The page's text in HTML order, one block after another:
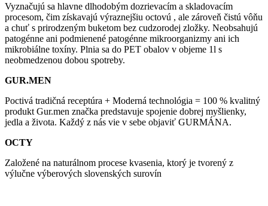
Vyznačujú sa hlavne dlhodobým dozrievacím a skladovacím
procesom, čim získavajú výraznejšiu octovú , ale zároveň čistú vôňu
a chuť s prirodzeným buketom bez cudzorodej zložky. Neobsahujú
patogénne ani podmienené patogénne mikroorganizmy ani ich
mikrobiálne toxíny. Plnia sa do PET obalov v objeme 1l s
neobmedzenou dobou spotreby.
GUR.MEN
Poctivá tradičná receptúra + Moderná technológia = 100 % kvalitný
produkt Gur.men značka predstavuje spojenie dobrej myšlienky,
jedla a života. Každý z nás vie v sebe objaviť GURMÁNA.
OCTY
Založené na naturálnom procese kvasenia, ktorý je tvorený z
výlučne výberových slovenských surovín